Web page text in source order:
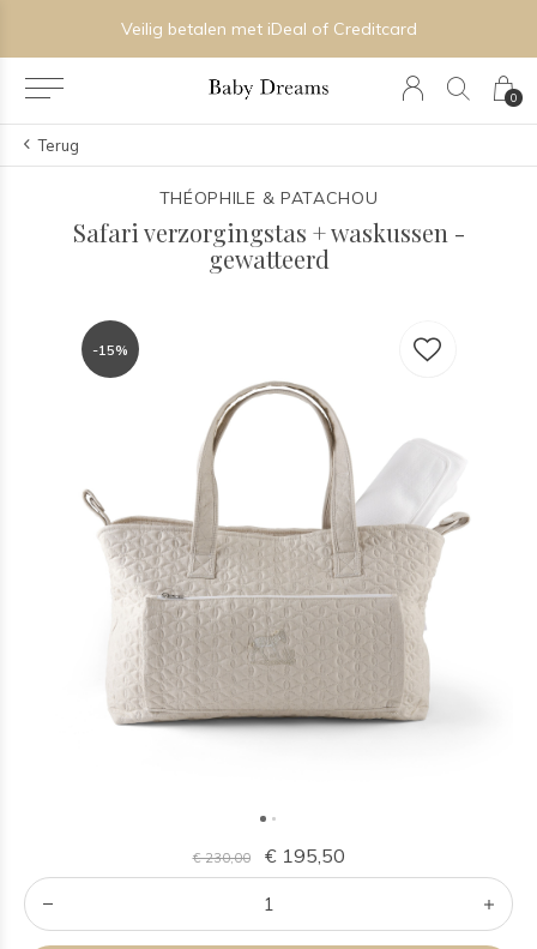
0
Veilig betalen met iDeal of Creditcard
Terug
THÉOPHILE & PATACHOU
Safari verzorgingstas + waskussen -
gewatteerd
-15%
€ 230,00 € 195,50